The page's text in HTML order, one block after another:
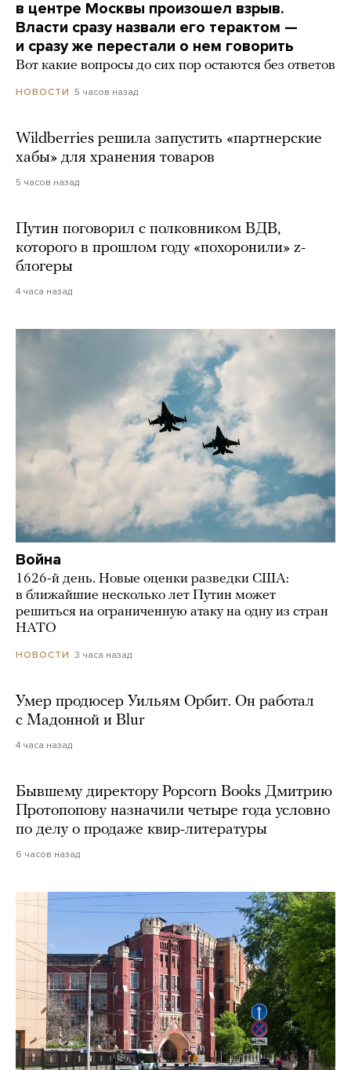
в центре Москвы произошел взрыв.
Власти сразу назвали его терактом —
и сразу же перестали о нем говорить
Вот какие вопросы до сих пор остаются без ответов
НОВОСТИ 5 часов назад
Wildberries решила запустить «партнерские
хабы» для хранения товаров
5 часов назад
Путин поговорил с полковником ВДВ,
которого в прошлом году «похоронили» z-
блогеры
4 часа назад
Война
1626-й день. Новые оценки разведки США:
в ближайшие несколько лет Путин может
решиться на ограниченную атаку на одну из стран
НАТО
НОВОСТИ 3 часа назад
Умер продюсер Уильям Орбит. Он работал
с Мадонной и Blur
4 часа назад
Бывшему директору Popcorn Books Дмитрию
Протопопову назначили четыре года условно
по делу о продаже квир-литературы
6 часов назад